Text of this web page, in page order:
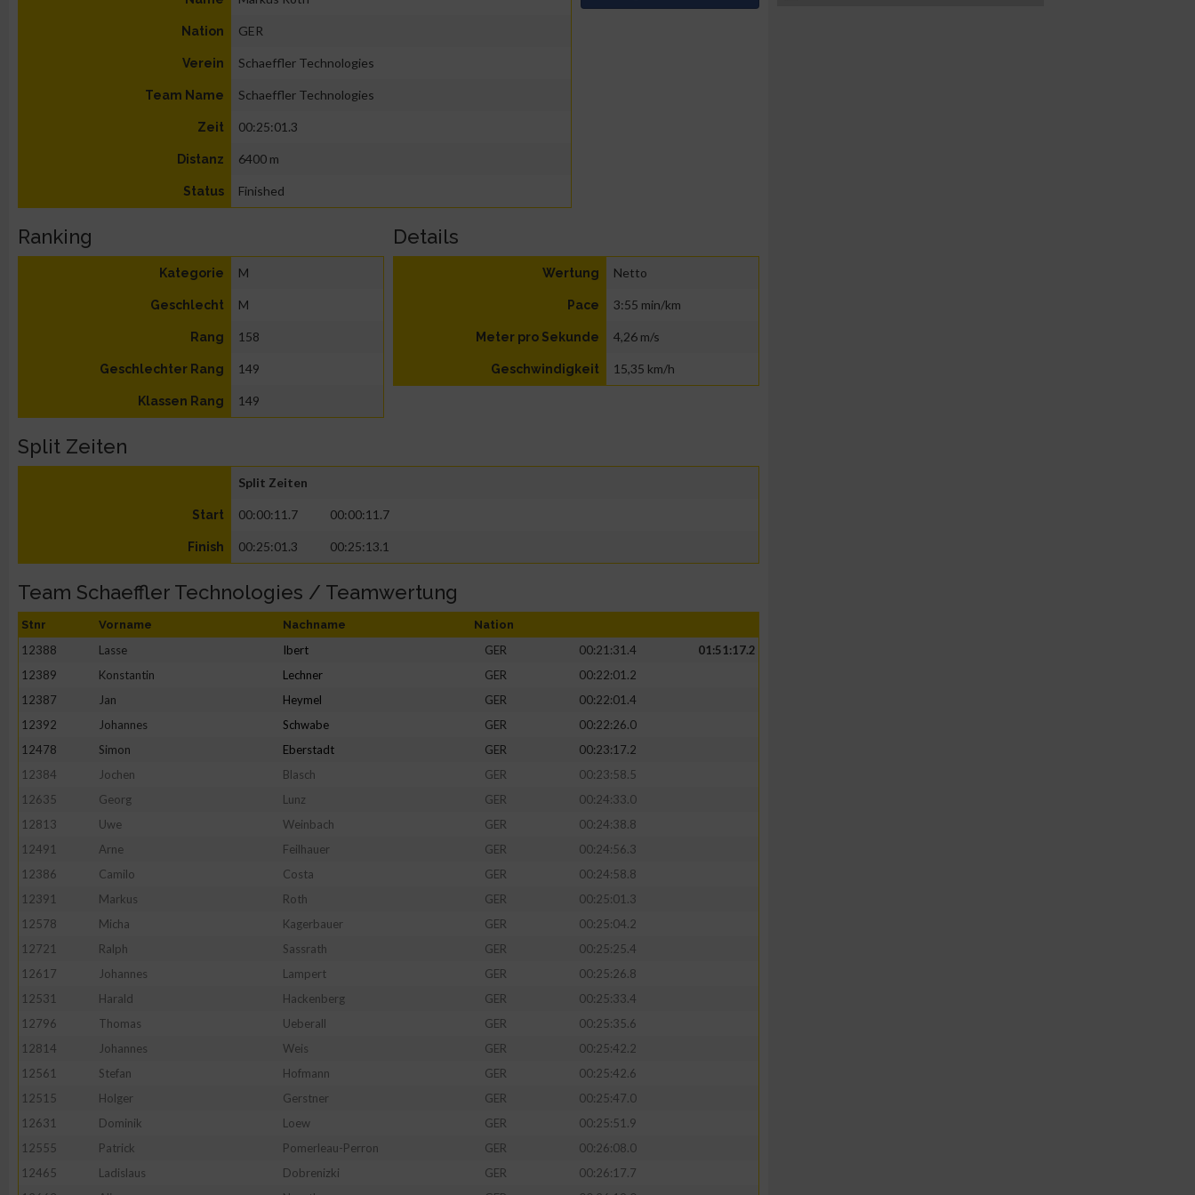
Nation GER
Verein Schaeffler Technologies
Team Name Schaeffler Technologies
Zeit 00:25:01.3
Distanz 6400 m
Status Finished
Ranking
Kategorie M
Geschlecht M
Rang 158
Geschlechter Rang 149
Klassen Rang 149
Details
Wertung Netto
Pace 3:55 min/km
Meter pro Sekunde 4,26 m/s
Geschwindigkeit 15,35 km/h
Split Zeiten
Split Zeiten
Start 00:00:11.7 00:00:11.7
Finish 00:25:01.3 00:25:13.1
Team Schaeffler Technologies / Teamwertung
Stnr Vorname Nachname Nation
12388 Lasse Ibert GER 00:21:31.4
01:51:17.2
12389
Konstantin Lechner GER
00:22:01.2
12387
Jan Heymel GER
00:22:01.4
12392
Johannes Schwabe GER
00:22:26.0
12478
Simon Eberstadt GER
00:23:17.2
12384
Jochen Blasch GER
00:23:58.5
12635
Georg Lunz GER
00:24:33.0
12813
Uwe Weinbach GER
00:24:38.8
12491
Arne Feilhauer GER
00:24:56.3
12386
Camilo Costa GER
00:24:58.8
12391
Markus Roth GER
00:25:01.3
12578
Micha Kagerbauer GER
00:25:04.2
12721
Ralph Sassrath GER
00:25:25.4
12617
Johannes Lampert GER
00:25:26.8
12531
Harald Hackenberg GER
00:25:33.4
12796
Thomas Ueberall GER
00:25:35.6
12814
Johannes Weis GER
00:25:42.2
12561
Stefan Hofmann GER
00:25:42.6
12515
Holger Gerstner GER
00:25:47.0
12631
Dominik Loew GER
00:25:51.9
12555
Patrick Pomerleau-Perron GER
00:26:08.0
12465
Ladislaus Dobrenizki GER
00:26:17.7